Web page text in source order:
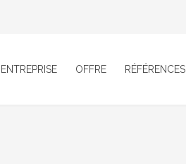
ENTREPRISE OFFRE RÉFÉRENCES